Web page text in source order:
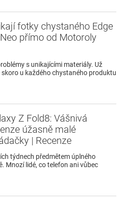
fotky chystaného Edge
přímo od Motoroly
s unikajícími materiály. Už
u každého chystaného produktu
Z Fold8: Vášnivá
úžasně malé
| Recenze
týdnech předmětem úplného
Mnozí lidé, co telefon ani vůbec